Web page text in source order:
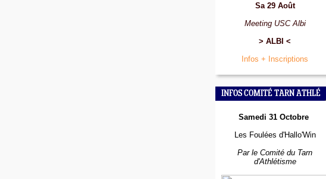
Sa 29 Août
Meeting USC Albi
> ALBI <
Infos + Inscriptions
INFOS COMITÉ TARN ATHLÉ
Samedi 31 Octobre
Les Foulées d'Hallo'Win
Par le Comité du Tarn
d'Athlétisme